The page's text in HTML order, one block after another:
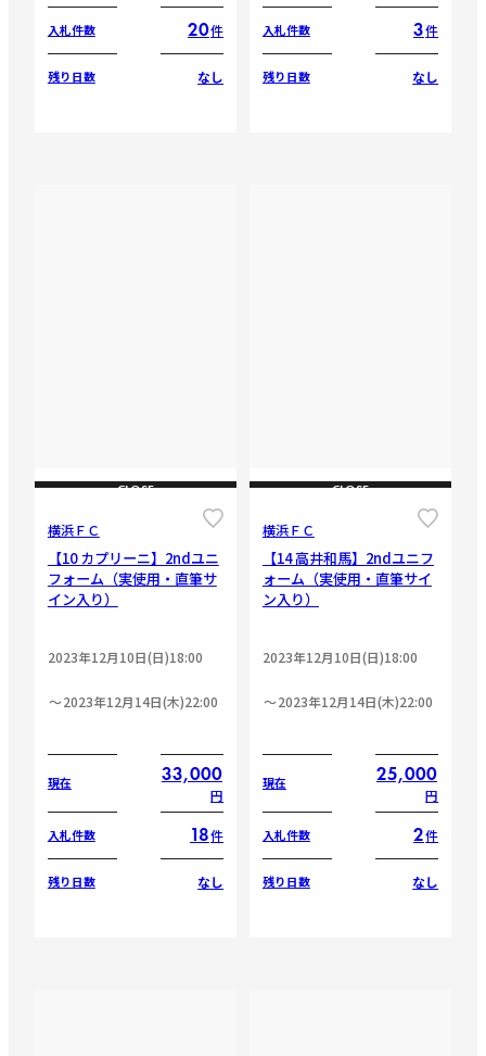
入札件数 20件
残り日数 なし
入札件数 3件
残り日数 なし
CLOSE
横浜ＦＣ
【10 カプリーニ】2ndユニ
フォーム（実使用・直筆サ
イン入り）
2023年12月10日(日)18:00
2023年12月14日(木)22:00
現在 33,000
円
入札件数 18件
残り日数 なし
CLOSE
横浜ＦＣ
【14 高井和馬】2ndユニフ
ォーム（実使用・直筆サイ
ン入り）
2023年12月10日(日)18:00
2023年12月14日(木)22:00
現在 25,000
円
入札件数 2件
残り日数 なし